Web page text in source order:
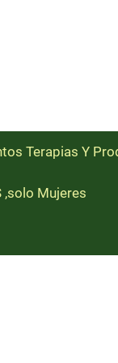
Terapias Y
,solo Mujeres